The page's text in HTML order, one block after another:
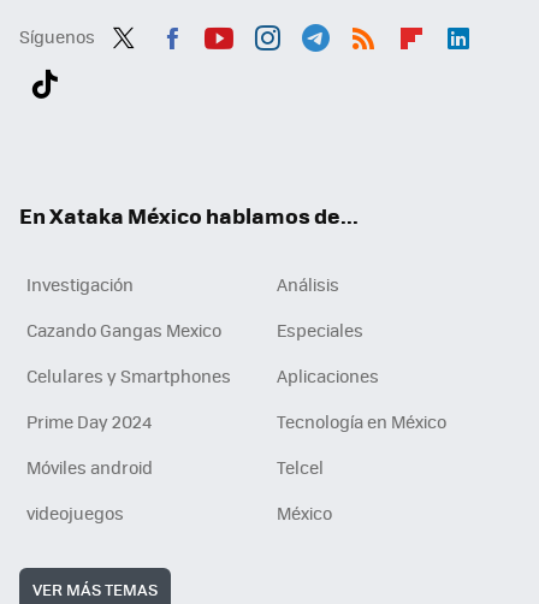
Síguenos
En Xataka México hablamos de...
Investigación
Análisis
Cazando Gangas Mexico
Especiales
Celulares y Smartphones
Aplicaciones
Prime Day 2024
Tecnología en México
Móviles android
Telcel
videojuegos
México
VER MÁS TEMAS